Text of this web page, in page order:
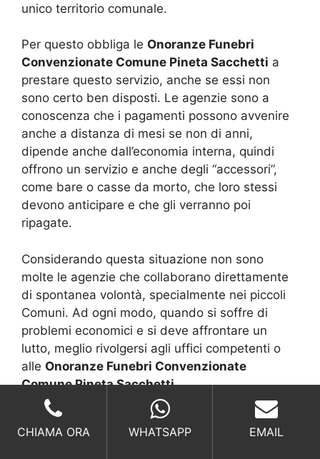
unico territorio comunale.
Per questo obbliga le Onoranze Funebri
Convenzionate Comune Pineta Sacchetti a
prestare questo servizio, anche se essi non
sono certo ben disposti. Le agenzie sono a
conoscenza che i pagamenti possono avvenire
anche a distanza di mesi se non di anni,
dipende anche dall’economia interna, quindi
offrono un servizio e anche degli “accessori”,
come bare o casse da morto, che loro stessi
devono anticipare e che gli verranno poi
ripagate.
Considerando questa situazione non sono
molte le agenzie che collaborano direttamente
di spontanea volontà, specialmente nei piccoli
Comuni. Ad ogni modo, quando si soffre di
problemi economici e si deve affrontare un
lutto, meglio rivolgersi agli uffici competenti o
alle Onoranze Funebri Convenzionate
Comune Pineta Sacchetti.
Richiedi un Preventivo
CHIAMA ORA WHATSAPP EMAIL